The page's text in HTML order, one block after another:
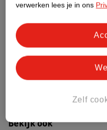
Nature Impact Score
Dit
Impact
Bekijk ook
verwerken lees je in ons
Zelf